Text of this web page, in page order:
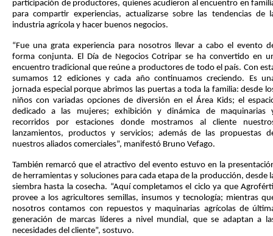
participación de productores, quienes acudieron al encuentro en
para compartir experiencias, actualizarse sobre las tendencias de
industria agrícola y hacer buenos negocios.
“Fue una grata experiencia para nosotros llevar a cabo el evento
forma conjunta. El Día de Negocios Cotripar se ha convertido en
encuentro tradicional que reúne a productores de todo el país. Con
sumamos 12 ediciones y cada año continuamos creciendo. Es
jornada especial porque abrimos las puertas a toda la familia: desde
niños con variadas opciones de diversión en el Área Kids; el
dedicado a las mujeres; exhibición y dinámica de maquinarias
recorridos por estaciones donde mostramos al cliente
lanzamientos, productos y servicios; además de las propuestas
nuestros aliados comerciales”, manifestó Bruno Vefago.
También remarcó que el atractivo del evento estuvo en la
de herramientas y soluciones para cada etapa de la producción, desde
siembra hasta la cosecha. “Aquí completamos el ciclo ya que
provee a los agricultores semillas, insumos y tecnología; mientras
nosotros contamos con repuestos y maquinarias agrícolas de
generación de marcas líderes a nivel mundial, que se adaptan a
necesidades del cliente”, sostuvo.